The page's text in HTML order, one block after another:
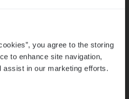
you agree to the storing
to enhance site navigation,
assist in our marketing efforts.